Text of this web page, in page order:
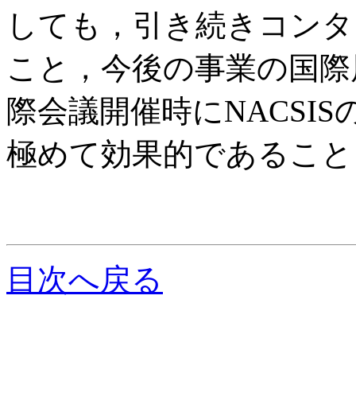
しても，引き続きコン
こと，今後の事業の国
際会議開催時に
極めて効果的であるこ
目次へ戻る